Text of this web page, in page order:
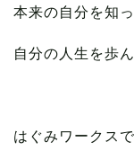
本来の自分を知っ
自分の人生を歩
はぐみワークス